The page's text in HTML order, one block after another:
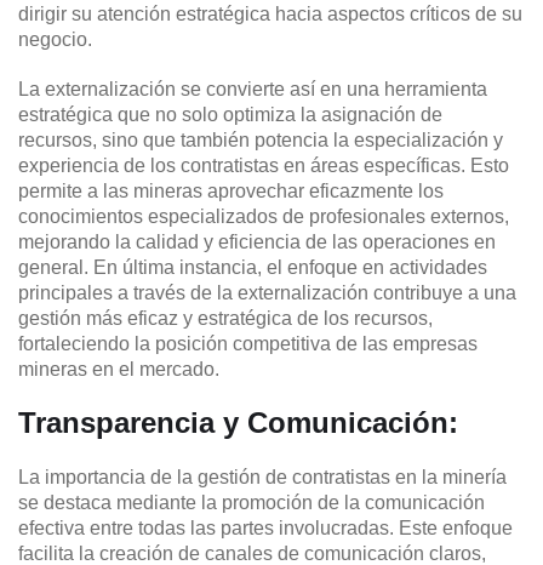
dirigir su atención estratégica hacia aspectos críticos de su
negocio.
La externalización se convierte así en una herramienta
estratégica que no solo optimiza la asignación de
recursos, sino que también potencia la especialización y
experiencia de los contratistas en áreas específicas. Esto
permite a las mineras aprovechar eficazmente los
conocimientos especializados de profesionales externos,
mejorando la calidad y eficiencia de las operaciones en
general. En última instancia, el enfoque en actividades
principales a través de la externalización contribuye a una
gestión más eficaz y estratégica de los recursos,
fortaleciendo la posición competitiva de las empresas
mineras en el mercado.
Transparencia y Comunicación:
La importancia de la gestión de contratistas en la minería
se destaca mediante la promoción de la comunicación
efectiva entre todas las partes involucradas. Este enfoque
facilita la creación de canales de comunicación claros,